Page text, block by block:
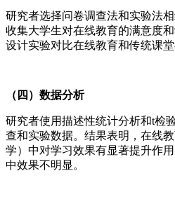
研究者选择问卷调查法和实验法
收集大学生对在线教育的满意度
设计实验对比在线教育和传统课堂
（四）数据分析
研究者使用描述性统计分析和t检
查和实验数据。结果表明，在线
学）中对学习效果有显著提升作
中效果不明显。